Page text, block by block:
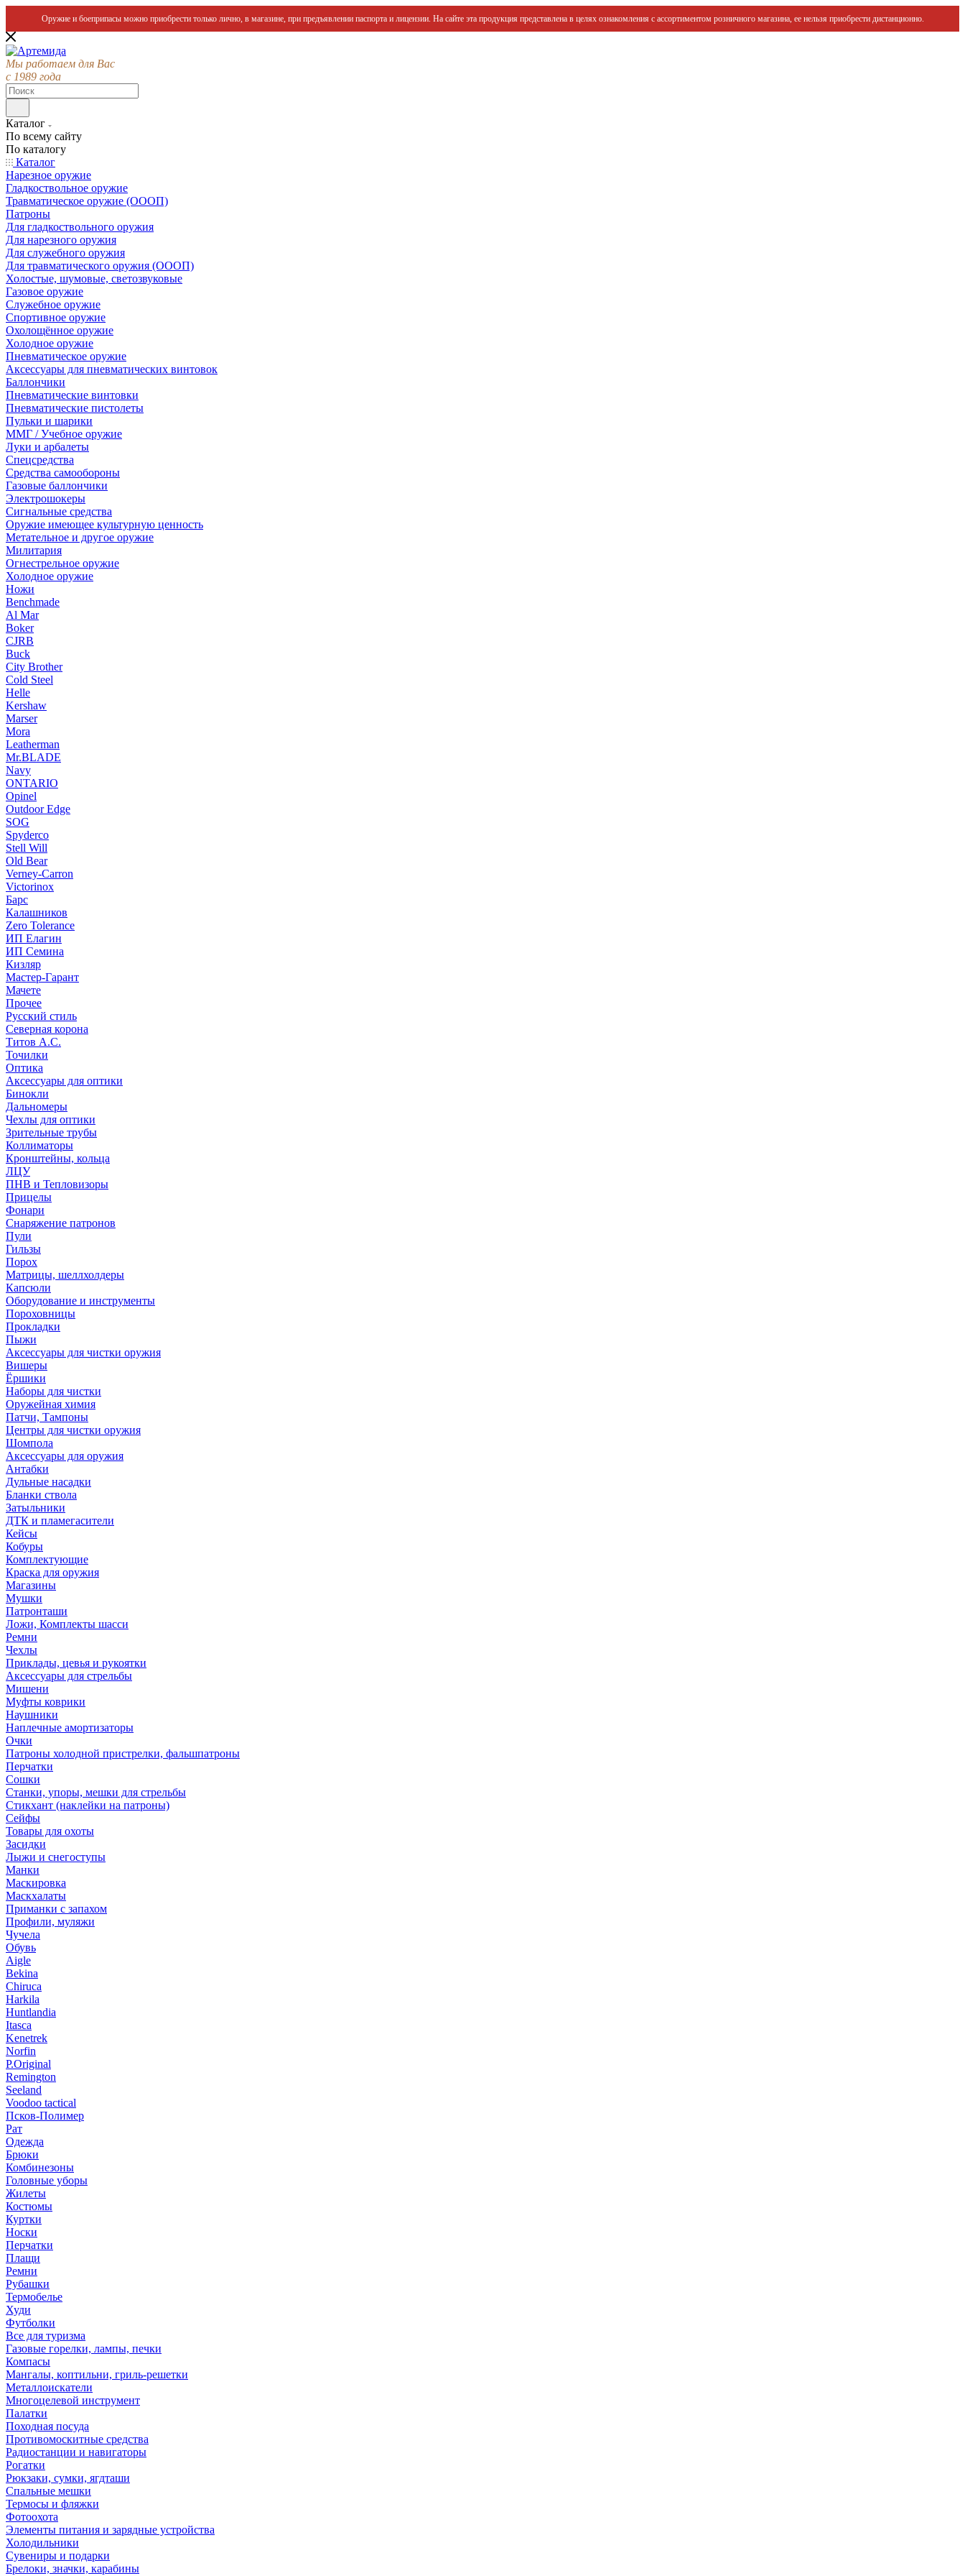
Оружие и боеприпасы можно приобрести только лично, в магазине, при предъявлении паспорта и лицензии. На сайте эта продукция представлена в целях ознакомления с ассортиментом розничного магазина, ее нельзя приобрести дистанционно.
Мы работаем для Вас
с 1989 года
Каталог
По всему сайту
По каталогу
Каталог
Нарезное оружие
Гладкоствольное оружие
Травматическое оружие (ОООП)
Патроны
Для гладкоствольного оружия
Для нарезного оружия
Для служебного оружия
Для травматического оружия (ОООП)
Холостые, шумовые, светозвуковые
Газовое оружие
Служебное оружие
Спортивное оружие
Охолощённое оружие
Холодное оружие
Пневматическое оружие
Аксессуары для пневматических винтовок
Баллончики
Пневматические винтовки
Пневматические пистолеты
Пульки и шарики
ММГ / Учебное оружие
Луки и арбалеты
Спецсредства
Средства самообороны
Газовые баллончики
Электрошокеры
Сигнальные средства
Оружие имеющее культурную ценность
Метательное и другое оружие
Милитария
Огнестрельное оружие
Холодное оружие
Ножи
Benchmade
Al Mar
Boker
CJRB
Buck
City Brother
Cold Steel
Helle
Kershaw
Marser
Mora
Leatherman
Mr.BLADE
Navy
ONTARIO
Opinel
Outdoor Edge
SOG
Spyderco
Stell Will
Old Bear
Verney-Carron
Victorinox
Барс
Калашников
Zero Tolerance
ИП Елагин
ИП Семина
Кизляр
Мастер-Гарант
Мачете
Прочее
Русский стиль
Северная корона
Титов А.С.
Точилки
Оптика
Аксессуары для оптики
Бинокли
Дальномеры
Чехлы для оптики
Зрительные трубы
Коллиматоры
Кронштейны, кольца
ЛЦУ
ПНВ и Тепловизоры
Прицелы
Фонари
Снаряжение патронов
Пули
Гильзы
Порох
Матрицы, шеллхолдеры
Капсюли
Оборудование и инструменты
Пороховницы
Прокладки
Пыжи
Аксессуары для чистки оружия
Вишеры
Ёршики
Наборы для чистки
Оружейная химия
Патчи, Тампоны
Центры для чистки оружия
Шомпола
Аксессуары для оружия
Антабки
Дульные насадки
Бланки ствола
Затыльники
ДТК и пламегасители
Кейсы
Кобуры
Комплектующие
Краска для оружия
Магазины
Мушки
Патронташи
Ложи, Комплекты шасси
Ремни
Чехлы
Приклады, цевья и рукоятки
Аксессуары для стрельбы
Мишени
Муфты коврики
Наушники
Наплечные амортизаторы
Очки
Патроны холодной пристрелки, фальшпатроны
Перчатки
Сошки
Станки, упоры, мешки для стрельбы
Стикхант (наклейки на патроны)
Сейфы
Товары для охоты
Засидки
Лыжи и снегоступы
Манки
Маскировка
Маскхалаты
Приманки с запахом
Профили, муляжи
Чучела
Обувь
Aigle
Bekina
Chiruсa
Harkila
Huntlandia
Itasca
Kenetrek
Norfin
P.Original
Remington
Seeland
Voodoo tactical
Псков-Полимер
Рат
Одежда
Брюки
Комбинезоны
Головные уборы
Жилеты
Костюмы
Куртки
Носки
Перчатки
Плащи
Ремни
Рубашки
Термобелье
Худи
Футболки
Все для туризма
Газовые горелки, лампы, печки
Компасы
Мангалы, коптильни, гриль-решетки
Металлоискатели
Многоцелевой инструмент
Палатки
Походная посуда
Противомоскитные средства
Радиостанции и навигаторы
Рогатки
Рюкзаки, сумки, ягдташи
Спальные мешки
Термосы и фляжки
Фотоохота
Элементы питания и зарядные устройства
Холодильники
Сувениры и подарки
Брелоки, значки, карабины